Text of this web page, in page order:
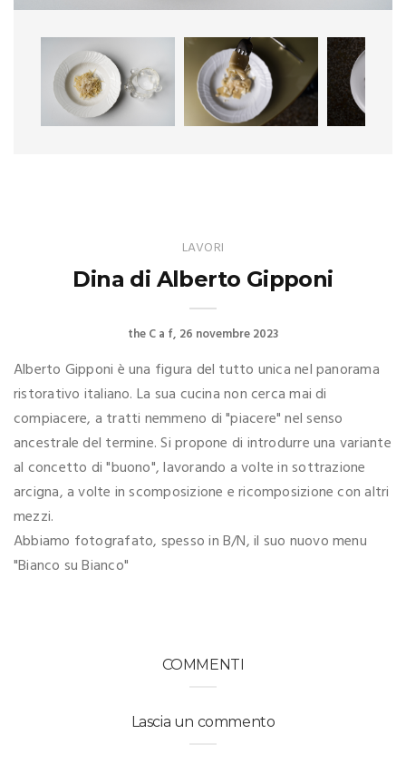
LAVORI
Dina di Alberto Gipponi
the C a f 26 novembre 2023
Alberto Gipponi è una figura del tutto unica nel panorama
ristorativo italiano. La sua cucina non cerca mai di
compiacere, a tratti nemmeno di "piacere" nel senso
ancestrale del termine. Si propone di introdurre una variante
al concetto di "buono", lavorando a volte in sottrazione
arcigna, a volte in scomposizione e ricomposizione con altri
mezzi.
Abbiamo fotografato, spesso in B/N, il suo nuovo menu
"Bianco su Bianco"
COMMENTI
Lascia un commento